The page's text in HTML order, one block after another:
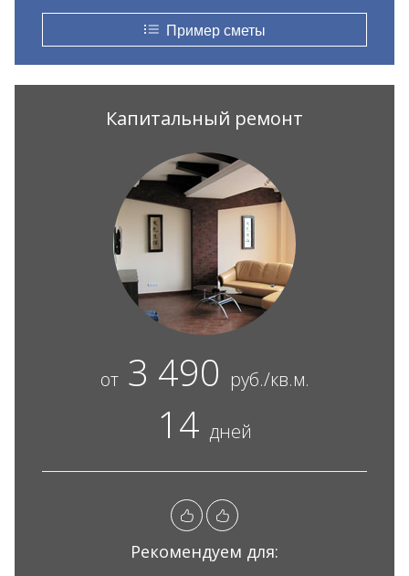
Пример сметы
Капитальный ремонт
от3 490 руб./кв.м.
14 дней
Рекомендуем для: